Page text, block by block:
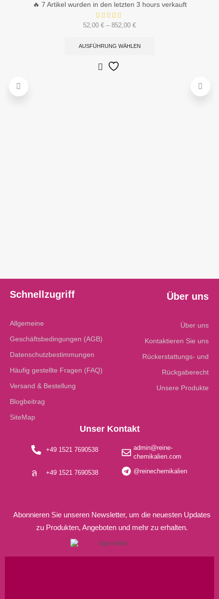
🔥 7 Artikel wurden in den letzten 3 hours verkauft
52,00 € – 852,00 €
AUSFÜHRUNG WÄHLEN
Schnellzugriff
Allgemeine
Geschäftsbedingungen (AGB)
Datenschutzbestimmungen
Häufig gestellte Fragen (FAQ)
Versand & Bestellung
Blogbeitrag
SiteMap
Über uns
Über uns
Kontaktieren Sie uns
Rückerstattungs- und
Rückgaberecht
Unsere Produkte
Unser Kontakt
+49 1521 7690538
+49 1521 7690538
admin@reine-
chemikalien.com
@reinechemikalien
Abonnieren Sie unseren Newsletter, um die neuesten Updates
zu Produkten, Angeboten und mehr zu erhalten.